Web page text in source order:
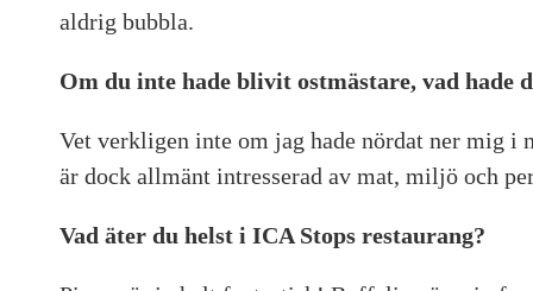
aldrig bubbla.
Om du inte hade blivit ostmästare, vad hade
Vet verkligen inte om jag hade nördat ner mig i
är dock allmänt intresserad av mat, miljö och
Vad äter du helst i ICA Stops restaurang?